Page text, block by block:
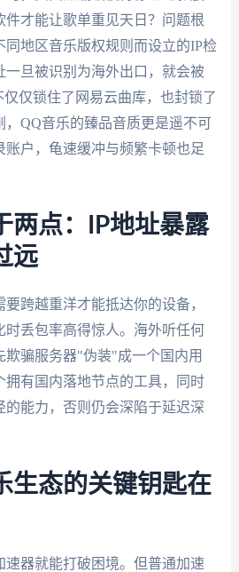
件才能让歌单重见天日？问题根
同地区音乐版权规则而设立的IP检
一旦被识别为海外出口，就会被
仅锁住了网易云曲库，也封锁了
，QQ音乐的臻品音质更是遥不可
账户，龟速缓冲与频繁卡顿也足
两点：IP地址暴露
远
跨越重洋才能抵达你的设备，
时丢包率高得惊人。海外听任何
欺骗服务器"伪装"成一个国内用
拥有国内落地节点的工具，同时
的能力，否则仍会深陷于延迟深
生态的关键钥匙在
速器就能打破困境。但普通加速